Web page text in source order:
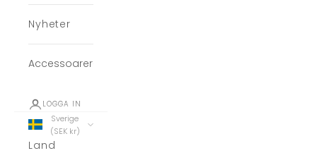
Nyheter
Accessoarer
LOGGA IN
Sverige
(SEK kr)
Land